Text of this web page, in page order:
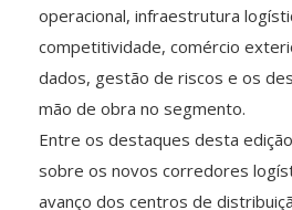
operacional, infraestrutura
competitividade, comércio
dados, gestão de riscos e os
mão de obra no segmento.
Entre os destaques desta
sobre os novos corredores
avanço dos centros de